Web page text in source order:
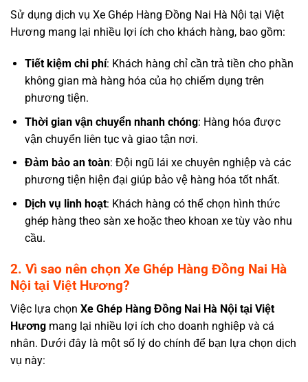
Sử dụng dịch vụ Xe Ghép Hàng Đồng Nai Hà Nội tại Việt
Hương mang lại nhiều lợi ích cho khách hàng, bao gồm:
Tiết kiệm chi phí: Khách hàng chỉ cần trả tiền cho phần
không gian mà hàng hóa của họ chiếm dụng trên
phương tiện.
Thời gian vận chuyển nhanh chóng: Hàng hóa được
vận chuyển liên tục và giao tận nơi.
Đảm bảo an toàn: Đội ngũ lái xe chuyên nghiệp và các
phương tiện hiện đại giúp bảo vệ hàng hóa tốt nhất.
Dịch vụ linh hoạt: Khách hàng có thể chọn hình thức
ghép hàng theo sàn xe hoặc theo khoan xe tùy vào nhu
cầu.
2. Vì sao nên chọn Xe Ghép Hàng Đồng Nai Hà
Nội tại Việt Hương?
Việc lựa chọn Xe Ghép Hàng Đồng Nai Hà Nội tại Việt
Hương mang lại nhiều lợi ích cho doanh nghiệp và cá
nhân. Dưới đây là một số lý do chính để bạn lựa chọn dịch
vụ này: